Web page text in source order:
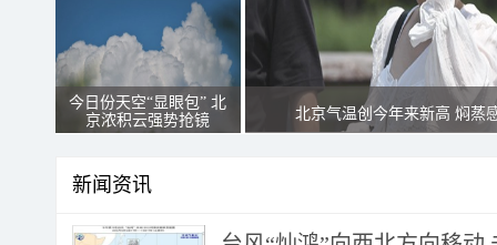
今日份天空“显眼包” 北
京浓积云强势抢镜
北京气温创今年来新高 焖蒸
新闻资讯